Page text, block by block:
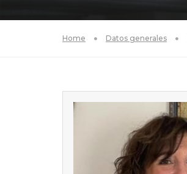
Home Datos generales